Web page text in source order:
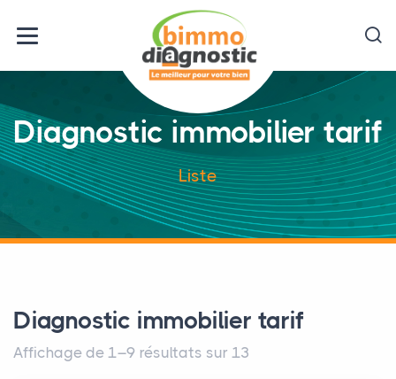
Diagnostic immobilier tarif
Liste
Diagnostic immobilier tarif
Affichage de 1–9 résultats sur 13